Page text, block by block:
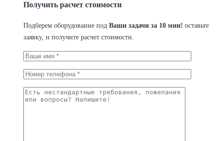
Получить расчет стоимости
Подберем оборудование под Ваши задачи за 10 мин! оставьте
заявку, и получите расчет стоимости.